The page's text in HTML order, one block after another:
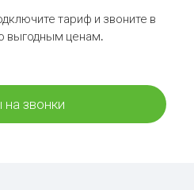
тариф и звоните в
выгодным ценам.
звонки